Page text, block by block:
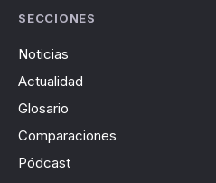
SECCIONES
Noticias
Actualidad
Glosario
Comparaciones
Pódcast